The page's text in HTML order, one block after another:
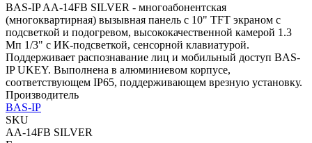
BAS-IP AA-14FB SILVER - многоабонентская
(многоквартирная) вызывная панель с 10" TFT экраном с
подсветкой и подогревом, высококачественной камерой 1.3
Мп 1/3" с ИК-подсветкой, сенсорной клавиатурой.
Поддерживает распознавание лиц и мобильный доступ BAS-
IP UKEY. Выполнена в алюминиевом корпусе,
соответствующем IP65, поддерживающем врезную установку.
Производитель
BAS-IP
SKU
AA-14FB SILVER